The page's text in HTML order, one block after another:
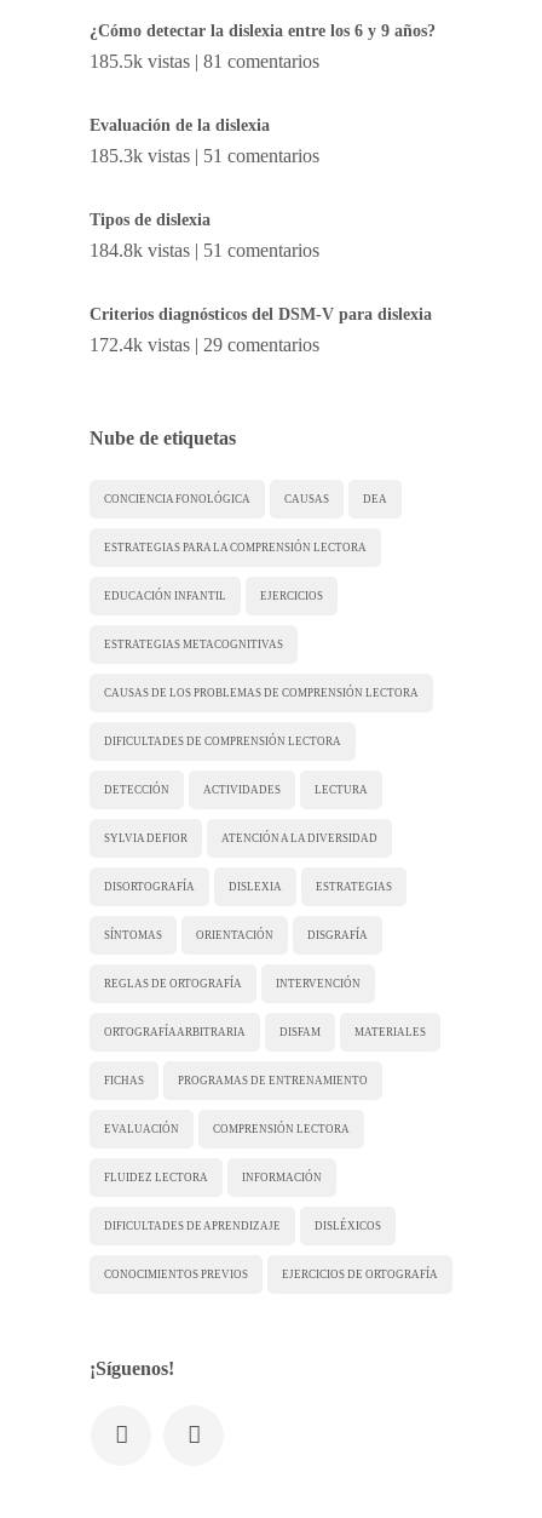
¿Cómo detectar la dislexia entre los 6 y 9 años?
185.5k vistas | 81 comentarios
Evaluación de la dislexia
185.3k vistas | 51 comentarios
Tipos de dislexia
184.8k vistas | 51 comentarios
Criterios diagnósticos del DSM-V para dislexia
172.4k vistas | 29 comentarios
Nube de etiquetas
CONCIENCIA FONOLÓGICA CAUSAS DEA
ESTRATEGIAS PARA LA COMPRENSIÓN LECTORA
EDUCACIÓN INFANTIL EJERCICIOS
ESTRATEGIAS METACOGNITIVAS
CAUSAS DE LOS PROBLEMAS DE COMPRENSIÓN LECTORA
DIFICULTADES DE COMPRENSIÓN LECTORA
DETECCIÓN ACTIVIDADES LECTURA
SYLVIA DEFIOR ATENCIÓN A LA DIVERSIDAD
DISORTOGRAFÍA DISLEXIA ESTRATEGIAS
SÍNTOMAS ORIENTACIÓN DISGRAFÍA
REGLAS DE ORTOGRAFÍA INTERVENCIÓN
ORTOGRAFÍA ARBITRARIA DISFAM MATERIALES
FICHAS PROGRAMAS DE ENTRENAMIENTO
EVALUACIÓN COMPRENSIÓN LECTORA
FLUIDEZ LECTORA INFORMACIÓN
DIFICULTADES DE APRENDIZAJE DISLÉXICOS
CONOCIMIENTOS PREVIOS EJERCICIOS DE ORTOGRAFÍA
¡Síguenos!